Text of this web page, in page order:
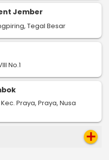
Jember
Tegal Besar
No.1
Kec. Praya, Praya, Nusa
add